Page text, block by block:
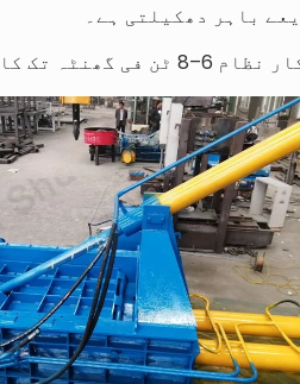
باہر دھکیلتی ہے۔
ہیں، وقت اور محنت دونوں بچاتے ہیں۔